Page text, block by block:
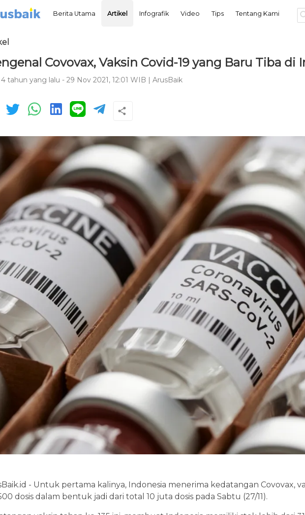
Berita Utama Artikel Infografik Video Tips Tentang Kami
Covovax, Vaksin Covid-19 yang Baru Tiba di
4 tahun yang lalu - 29 Nov 2021, 12:01 WIB ArusBaik
- Untuk pertama kalinya, Indonesia menerima kedatangan Covovax,
dosis dalam bentuk jadi dari total 10 juta dosis pada Sabtu (27/11).